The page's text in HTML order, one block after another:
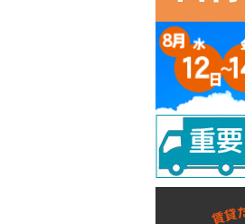
ウォールステッカー
ラスティシリーズ
掃除・汚れ・サビ落し
配管部品
水廻りアク